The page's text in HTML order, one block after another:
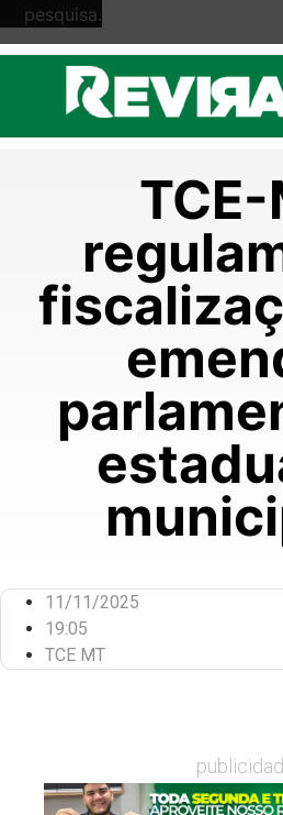
pesquisa.
11/11/2025
19:05
TCE MT